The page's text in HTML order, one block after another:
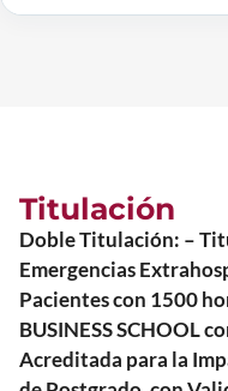
Titulación
Doble Titulación: –
Emergencias
Pacientes con 1500
BUSINESS SCHOOL
Acreditada para la